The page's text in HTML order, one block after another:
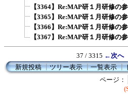
【3364】Re:MAP研１月研修の
【3365】Re:MAP研１月研修の
【3366】Re:MAP研１月研修の
【3367】Re:MAP研１月研修の
37 / 3315 ←次へ
新規投稿┃ツリー表示┃一覧表示┃
ページ：